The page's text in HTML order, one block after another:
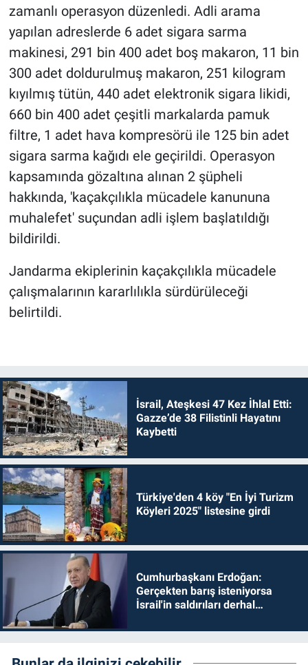
zamanlı operasyon düzenledi. Adli arama
yapılan adreslerde 6 adet sigara sarma
makinesi, 291 bin 400 adet boş makaron, 11 bin
300 adet doldurulmuş makaron, 251 kilogram
kıyılmış tütün, 440 adet elektronik sigara likidi,
660 bin 400 adet çeşitli markalarda pamuk
filtre, 1 adet hava kompresörü ile 125 bin adet
sigara sarma kağıdı ele geçirildi. Operasyon
kapsamında gözaltına alınan 2 şüpheli
hakkında, 'kaçakçılıkla mücadele kanununa
muhalefet' suçundan adli işlem başlatıldığı
bildirildi.
Jandarma ekiplerinin kaçakçılıkla mücadele
çalışmalarının kararlılıkla sürdürüleceği
belirtildi.
İsrail, Ateşkesi 47 Kez İhlal Etti:
Gazze’de 38 Filistinli Hayatını
Kaybetti
Türkiye'den 4 köy "En İyi Turizm
Köyleri 2025" listesine girdi
Cumhurbaşkanı Erdoğan:
Gerçekten barış isteniyorsa
İsrail'in saldırıları derhal